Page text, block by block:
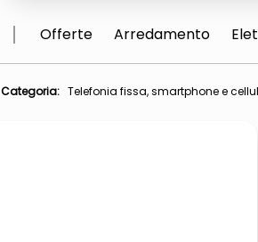
orologio parete
Offerte Arredamento
Categoria: Telefonia fissa, smartphone e